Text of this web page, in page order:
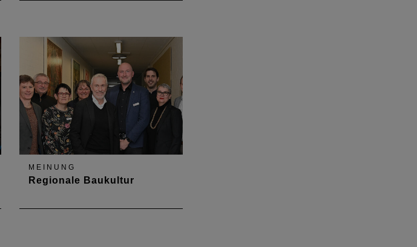
Kaiserslautern Manuel
Steinbrenner zum Austausch.
MEINUNG
Regionale Baukultur